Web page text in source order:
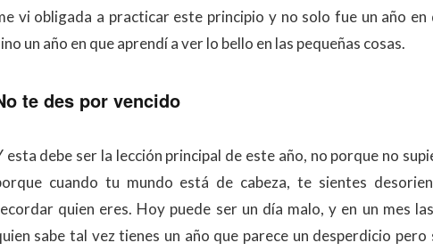
vi obligada a practicar este principio y no solo fue un año
un año en que aprendí a ver lo bello en las pequeñas cosas.
te des por vencido
esta debe ser la lección principal de este año, no porque no
cuando tu mundo está de cabeza, te sientes
quien eres. Hoy puede ser un día malo, y en un mes
sabe tal vez tienes un año que parece un desperdicio